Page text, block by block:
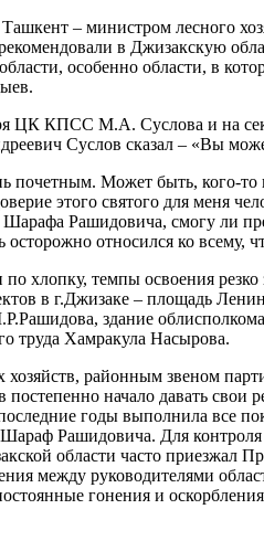
– министром лесного
в Джизакскую
особенно области, в
ЦК КПСС М.А. Суслова и на
Суслов сказал – «Вы
Может быть, кого-то
этого святого для меня
Рашидовича, смогу ли
относился ко всему,
хлопку, темпы освоения
в г.Джизаке – площадь
здание
труда Хамракула Насырова.
районным звеном
начало давать свои
годы выполнила все
Рашидовича. Для
области часто приезжал
между руководителями
гонения и